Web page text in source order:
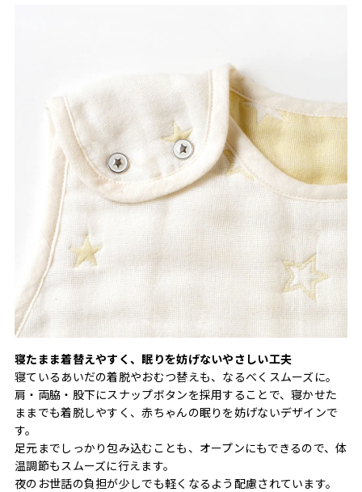
寝たまま着替えやすく、眠りを妨げないやさしい工夫
寝ているあいだの着脱やおむつ替えも、なるべくスムーズに。
肩・両脇・股下にスナップボタンを採用することで、寝かせた
ままでも着脱しやすく、赤ちゃんの眠りを妨げないデザインで
す。
足元までしっかり包み込むことも、オープンにもできるので、体
温調節もスムーズに行えます。
夜のお世話の負担が少しでも軽くなるよう配慮されています。